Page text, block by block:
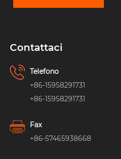
Contattaci
Telefono
+86-15958291731
+86-15958291731
Fax
+86-57465938668